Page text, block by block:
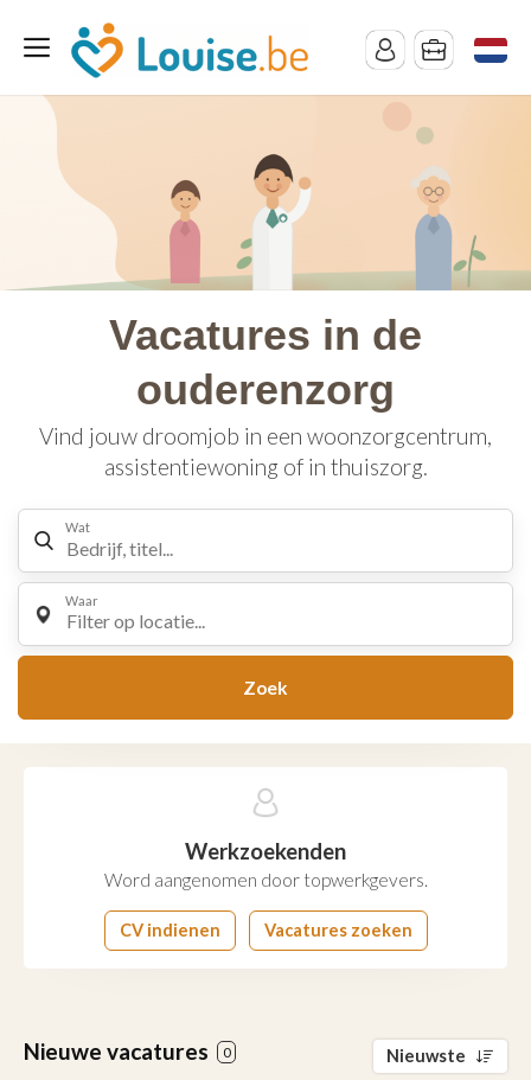
Vacatures in de
ouderenzorg
Vind jouw droomjob in een woonzorgcentrum,
assistentiewoning of in thuiszorg.
Wat
Waar
Filter op locatie...
Zoek
Werkzoekenden
Word aangenomen door topwerkgevers.
CV indienen Vacatures zoeken
Nieuwe vacatures 0 Nieuwste